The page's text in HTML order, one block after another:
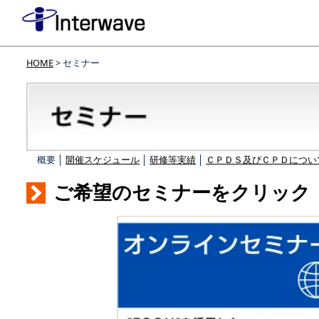
HOME> セミナー
概要 │ 開催スケジュール 研修等実績 ＣＰＤＳ及びＣＰＤにつ
ご希望のセミナーをクリック